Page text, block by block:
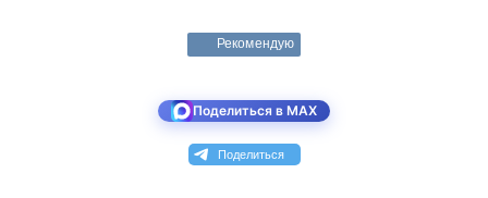
Рекомендую
Поделиться в MAX
Поделиться